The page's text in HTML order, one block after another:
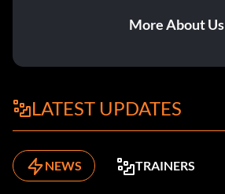
More About Us
LATEST UPDATES
NEWS TRAINERS